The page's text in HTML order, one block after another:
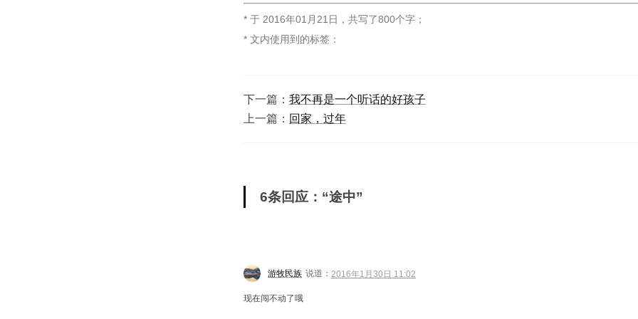
* 于 2016年01月21日 ， 共写了800个字 ；
* 文内使用到的标签：
下一篇： 我不再是一个听话的好孩子
上一篇： 回家，过年
6条回应：“途中”
游牧民族 说道： 2016年1月30日 11:02
现在闯不动了哦